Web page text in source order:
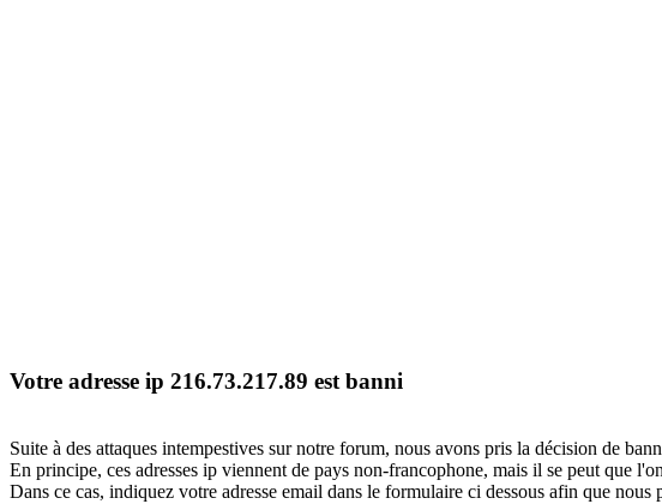
Votre adresse ip 216.73.217.89 est banni
Suite à des attaques intempestives sur notre forum, nous avons pris la décision de
En principe, ces adresses ip viennent de pays non-francophone, mais il se peut que
Dans ce cas, indiquez votre adresse email dans le formulaire ci dessous afin que